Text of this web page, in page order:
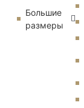
Большие
размеры